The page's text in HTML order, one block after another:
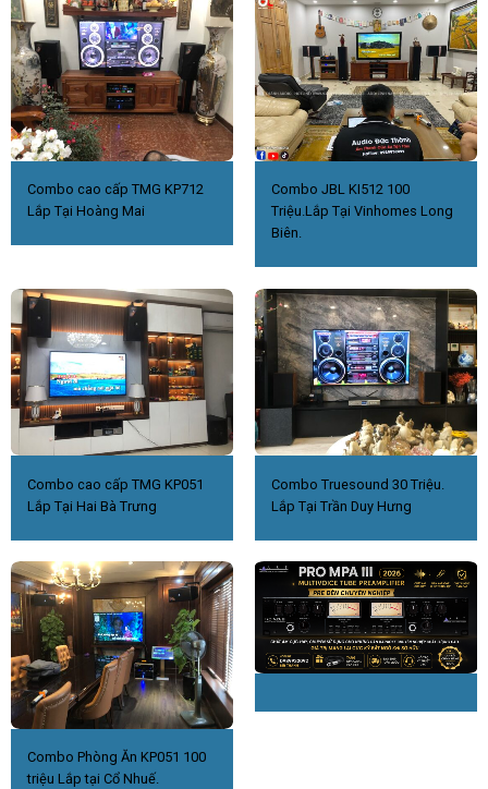
Combo cao cấp TMG KP712
Lắp Tại Hoàng Mai
Combo JBL KI512 100
Triệu.Lắp Tại Vinhomes Long
Biên.
Combo cao cấp TMG KP051
Lắp Tại Hai Bà Trưng
Combo Truesound 30 Triệu.
Lắp Tại Trần Duy Hưng
Combo Phòng Ăn KP051 100
triệu Lắp tại Cổ Nhuế.